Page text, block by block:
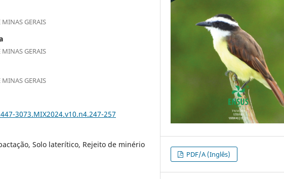
MINAS GERAIS
MINAS GERAIS
MINAS GERAIS
3073.MIX2024.v10.n4.247-257
Solo laterítico, Rejeito de minério
PDF/A (Inglês)